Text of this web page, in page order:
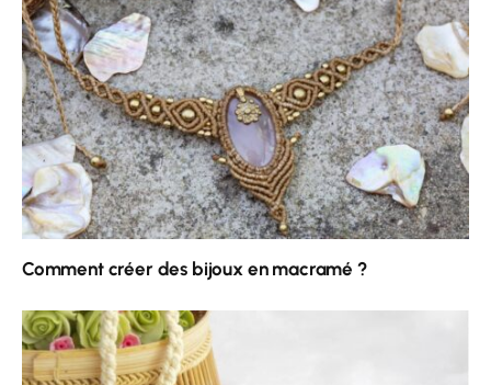
Comment créer des bijoux en macramé ?